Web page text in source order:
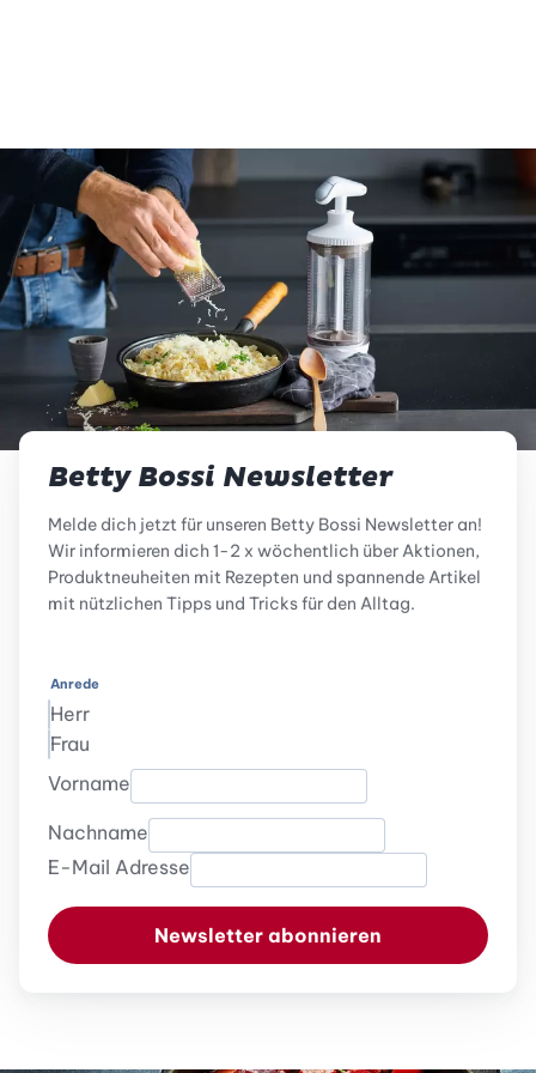
Betty Bossi Newsletter
Melde dich jetzt für unseren Betty Bossi Newsletter an!
Wir informieren dich 1-2 x wöchentlich über Aktionen,
Produktneuheiten mit Rezepten und spannende Artikel
mit nützlichen Tipps und Tricks für den Alltag.
Anrede
Herr
Frau
Vorname
Nachname
E-Mail Adresse
Newsletter abonnieren